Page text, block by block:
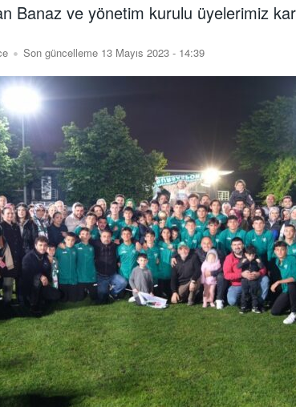
Banaz ve yönetim kurulu üyelerimiz
Son güncelleme 13 Mayıs 2023 - 14:39